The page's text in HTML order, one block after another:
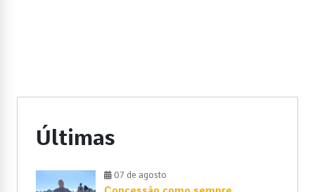
Últimas
07 de agosto